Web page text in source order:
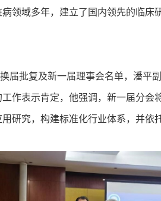
领域多年，建立了国内领先的临
批复及新一届理事会名单，潘平
作表示肯定，他强调，新一届分会
研究，构建标准化行业体系，并